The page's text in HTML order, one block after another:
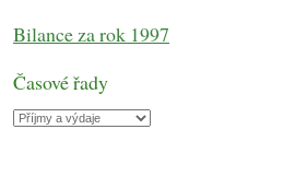
Bilance za rok 1997
Časové řady